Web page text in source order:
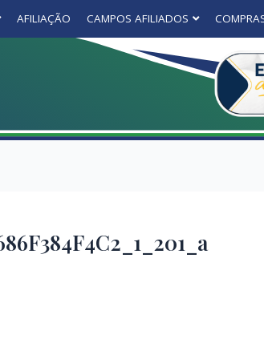
AFILIAÇÃO CAMPOS AFILIADOS